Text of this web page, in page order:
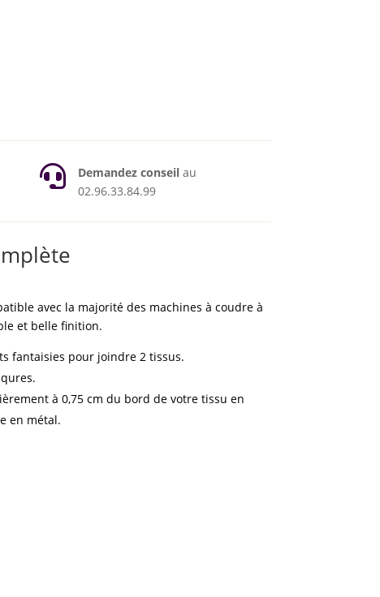
 Demandez conseil au
02.96.33.84.99
avec la majorité des machines à coudre à
et belle finition.
fantaisies pour joindre 2 tissus.
à 0,75 cm du bord de votre tissu en
en métal.